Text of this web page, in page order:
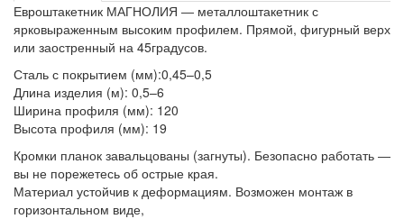
Евроштакетник МАГНОЛИЯ ― металлоштакетник с
ярковыраженным высоким профилем. Прямой, фигурный верх
или заостренный на 45градусов.
Сталь с покрытием (мм):0,45–0,5
Длина изделия (м): 0,5–6
Ширина профиля (мм): 120
Высота профиля (мм): 19
Кромки планок завальцованы (загнуты). Безопасно работать ―
вы не порежетесь об острые края.
Материал устойчив к деформациям. Возможен монтаж в
горизонтальном виде,